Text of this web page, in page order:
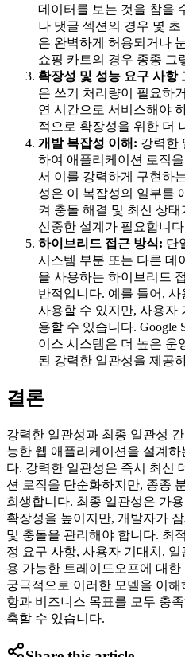
데이터를 보는 것을 참을
나 댓글 섹션의 경우 몇
은 완벽하게 허용되거나
쇼핑 카트의 경우 종종 그
확장성 및 성능 요구 사항
은 쓰기 처리량이 필요하
연 시간으로 서비스해야
적으로 확장성을 위한 더
개발 복잡성 이해: 강력한
하여 애플리케이션 로직
서 이를 강력하게 구현하
성은 이 복잡성의 일부를
켜 충돌 해결 및 최신 상
신중한 설계가 필요합니
하이브리드 접근 방식: 단
시스템 부분 또는 다른 데
을 사용하는 하이브리드
반적입니다. 예를 들어,
사용할 수 있지만, 사용자
용할 수 있습니다. Google
이스 시스템은 더 높은 운
된 강력한 일관성을 제공
결론
강력한 일관성과 최종 일관성
능한 웹 애플리케이션을 설계
다. 강력한 일관성은 즉시 최신
션 로직을 단순화하지만, 종종
희생합니다. 최종 일관성은 가
확장성을 높이지만, 개발자가
및 충돌을 관리해야 합니다. 최
정 요구 사항, 사용자 기대치,
용 가능한 트레이드오프에 대
궁극적으로 이러한 모델을 이
항과 비즈니스 목표를 모두 충
축할 수 있습니다.